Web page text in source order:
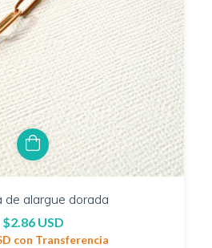
de alargue dorada
$2.86 USD
con Transferencia